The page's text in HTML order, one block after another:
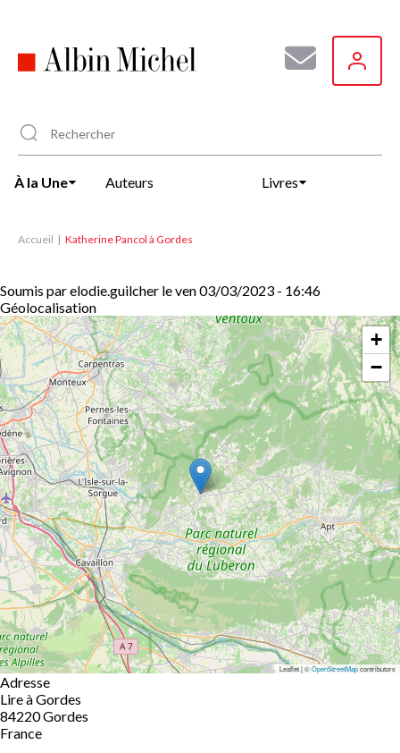
principal
À la Une Auteurs Livres
Accueil Katherine Pancol à Gordes
Soumis parelodie.guilcher leven 03/03/2023 - 16:46
Géolocalisation
+
−
Leaflet | ©OpenStreetMapcontributors
Adresse
Lire à Gordes
84220Gordes
France